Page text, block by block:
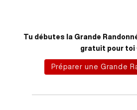
Tu débutes la Grande
gratuit pour toi
Préparer une Grande